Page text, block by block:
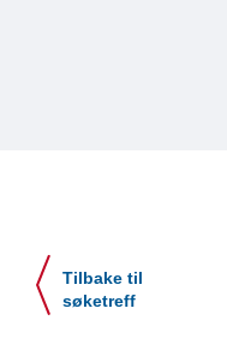
Tilbake til
søketreff